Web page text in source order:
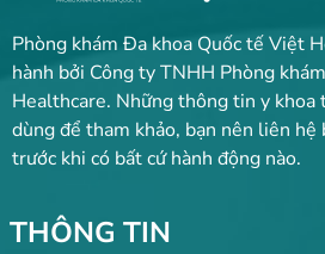
Phòng khám Đa khoa Quốc tế Việt
hành bởi Công ty TNHH Phòng
Healthcare. Những thông tin y
dùng để tham khảo, bạn nên liên hệ
trước khi có bất cứ hành động nào.
THÔNG TIN